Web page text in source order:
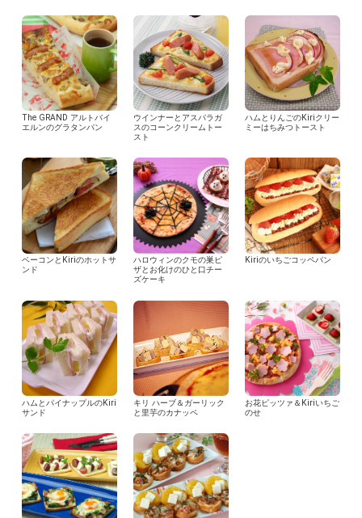
The GRAND アルトバイ
エルンのグラタンパン
ウインナーとアスパラガ
スのコーンクリームトー
スト
ハムとりんごのKiriクリー
ミーはちみつトースト
ベーコンとKiriのホットサ
ンド
ハロウィンのクモの巣ピ
ザとお化けのひと口チー
ズケーキ
Kiriのいちごコッペパン
ハムとパイナップルのKiri
サンド
キリ ハーブ＆ガーリック
と里芋のカナッペ
お花ピッツァ＆Kiriいちご
のせ